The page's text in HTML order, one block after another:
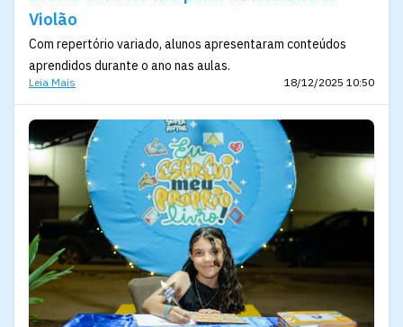
Violão
Com repertório variado, alunos apresentaram conteúdos
aprendidos durante o ano nas aulas.
Leia Mais 18/12/2025 10:50